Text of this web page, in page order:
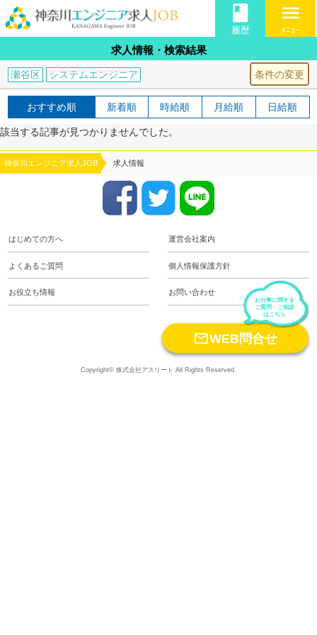
book
履歴
menu
ﾒﾆｭｰ
求人情報・検索結果
条件の変更
瀬谷区 システムエンジニア
おすすめ順 新着順 時給順 月給順 日給順
該当する記事が見つかりませんでした。
神奈川エンジニア求人JOB 求人情報
はじめての方へ 運営会社案内
よくあるご質問 個人情報保護方針
お役立ち情報 お問い合わせ
お仕事に関する
ご質問・ご相談
はこちら
WEB問合せ
Copyright© 株式会社アスリート All Rights Reserved.